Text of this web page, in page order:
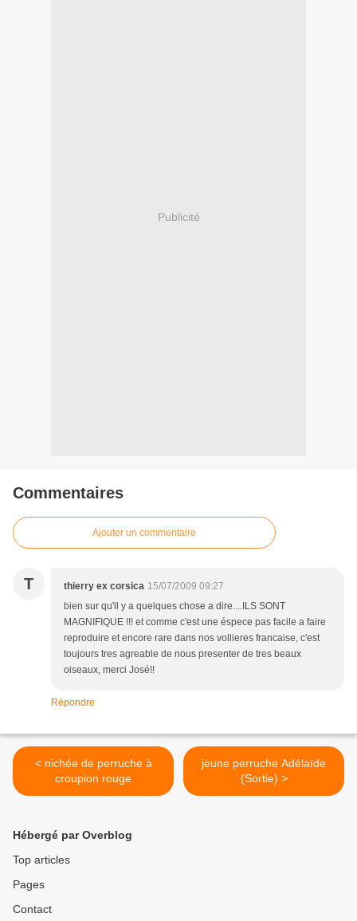
Publicité
Commentaires
Ajouter un commentaire
T thierry ex corsica 15/07/2009 09:27
bien sur qu'il y a quelques chose a dire....ILS SONT
MAGNIFIQUE !!! et comme c'est une éspece pas facile a faire
reproduire et encore rare dans nos vollieres francaise, c'est
toujours tres agreable de nous presenter de tres beaux
oiseaux, merci José!!
Répondre
< nichée de perruche à
croupion rouge
jeune perruche Adélaïde
(Sortie) >
Hébergé par Overblog
Top articles
Pages
Contact